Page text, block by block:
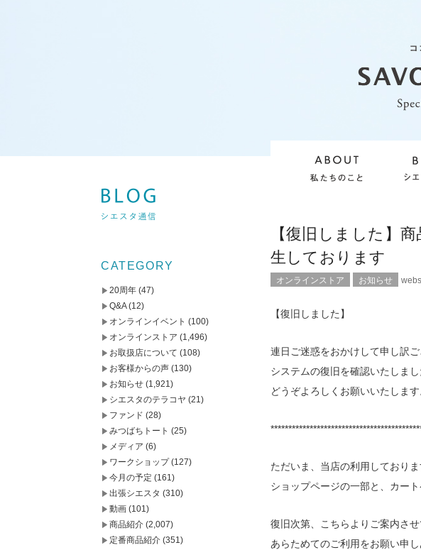
【復旧しました】
生しております
オンラインストア お知らせ
【復旧しました】
連日ご迷惑をおかけして申し訳ご
システムの復旧を確認いたしま
どうぞよろしくお願いいたします
ただいま、当店の利用しておりま
ショップページの一部と、カー
復旧次第、こちらよりご案内させ
あらためてのご利用をお願い申し
CATEGORY
20周年 (47)
Q&A(12)
オンラインイベント (100)
オンラインストア (1,496)
お取扱店について (108)
お客様からの声 (130)
お知らせ (1,921)
シエスタのテラコヤ (21)
ファンド (28)
みつばちトート (25)
メディア (6)
ワークショップ(127)
今月の予定 (161)
出張シエスタ (310)
動画 (101)
商品紹介 (2,007)
定番商品紹介 (351)